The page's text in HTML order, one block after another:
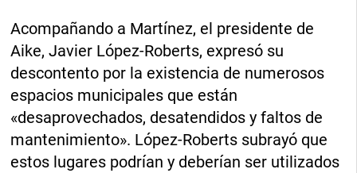
Acompañando a Martínez, el presidente de
Aike, Javier López-Roberts, expresó su
descontento por la existencia de numerosos
espacios municipales que están
«desaprovechados, desatendidos y faltos de
mantenimiento». López-Roberts subrayó que
estos lugares podrían y deberían ser utilizados